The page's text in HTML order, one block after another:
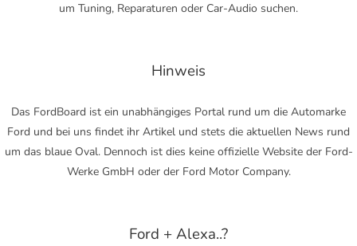
um Tuning, Reparaturen oder Car-Audio suchen.
Hinweis
Das FordBoard ist ein unabhängiges Portal rund um die Automarke
Ford und bei uns findet ihr Artikel und stets die aktuellen News rund
um das blaue Oval. Dennoch ist dies keine offizielle Website der Ford-
Werke GmbH oder der Ford Motor Company.
Ford + Alexa..?